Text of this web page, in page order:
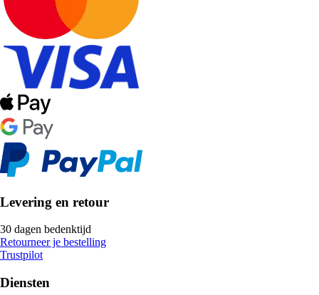
Levering en retour
30 dagen bedenktijd
Retourneer je bestelling
Trustpilot
Diensten